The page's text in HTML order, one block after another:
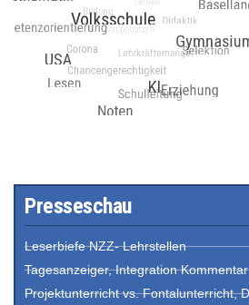
Presseschau
Leserbiefe NZZ- Lehrstellen
Tagesanzeiger, Integration Kommentar
Projektunterricht vs. Fontalunterricht,